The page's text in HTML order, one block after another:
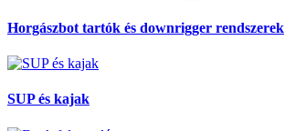
Horgászbot tartók és downrigger rendszerek
SUP és kajak